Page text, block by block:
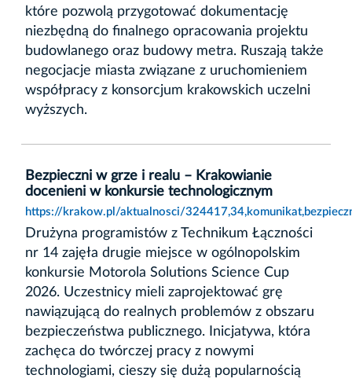
które pozwolą przygotować dokumentację
niezbędną do finalnego opracowania projektu
budowlanego oraz budowy metra. Ruszają także
negocjacje miasta związane z uruchomieniem
współpracy z konsorcjum krakowskich uczelni
wyższych.
Bezpieczni w grze i realu – Krakowianie
docenieni w konkursie technologicznym
https://krakow.pl/aktualnosci/
Drużyna programistów z Technikum Łączności
nr 14 zajęła drugie miejsce w ogólnopolskim
konkursie Motorola Solutions Science Cup
2026. Uczestnicy mieli zaprojektować grę
nawiązującą do realnych problemów z obszaru
bezpieczeństwa publicznego. Inicjatywa, która
zachęca do twórczej pracy z nowymi
technologiami, cieszy się dużą popularnością